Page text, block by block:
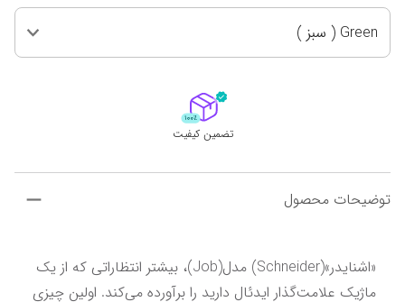
Green ( سبز )
تضمین کیفیت
توضیحات محصول